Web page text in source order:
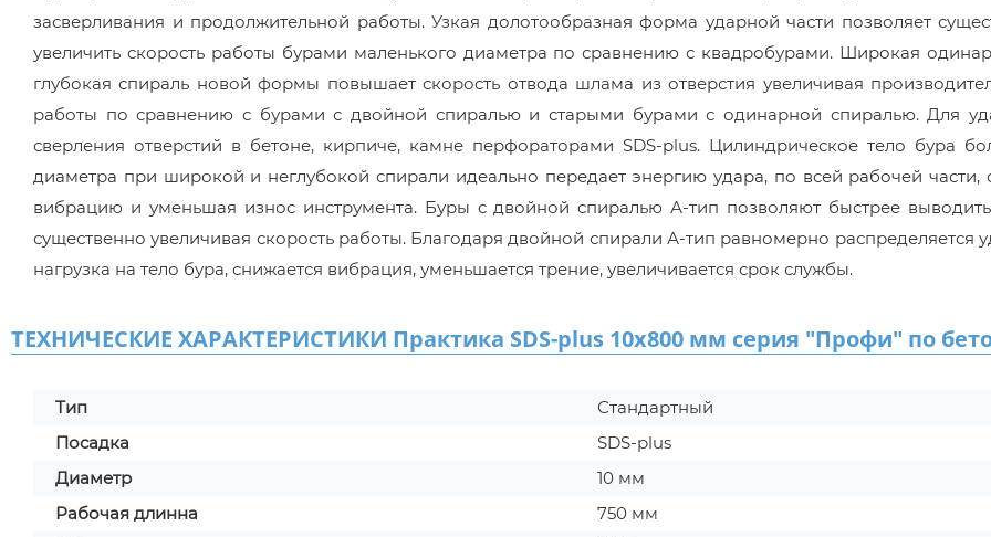
засверливания и продолжительной работы. Узкая долотообразная форма ударной части позволяет
увеличить скорость работы бурами маленького диаметра по сравнению с квадробурами. Широкая
глубокая спираль новой формы повышает скорость отвода шлама из отверстия увеличивая
работы по сравнению с бурами с двойной спиралью и старыми бурами с одинарной спиралью. Для
сверления отверстий в бетоне, кирпиче, камне перфораторами SDS-plus. Цилиндрическое тело бура
диаметра при широкой и неглубокой спирали идеально передает энергию удара, по всей рабочей части,
вибрацию и уменьшая износ инструмента. Буры с двойной спиралью А-тип позволяют быстрее
существенно увеличивая скорость работы. Благодаря двойной спирали А-тип равномерно распределяется
нагрузка на тело бура, снижается вибрация, уменьшается трение, увеличивается срок службы.
ТЕХНИЧЕСКИЕ ХАРАКТЕРИСТИКИ Практика SDS-plus 10х800 мм серия "Профи" по
Тип
Стандартный
Посадка
SDS-plus
Диаметр
10 мм
Рабочая длинна
750 мм